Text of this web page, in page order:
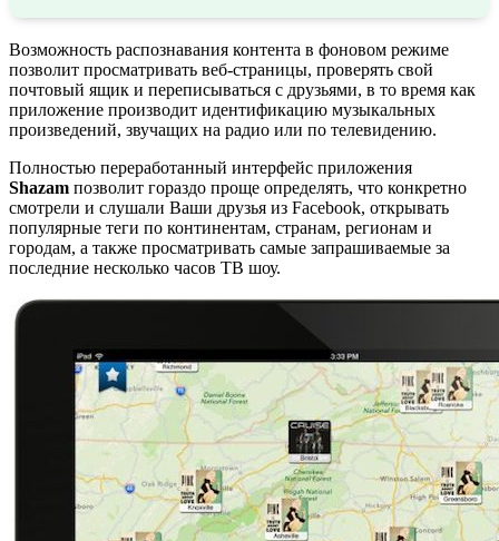
Возможность распознавания контента в фоновом режиме
позволит просматривать веб-страницы, проверять свой
почтовый ящик и переписываться с друзьями, в то время как
приложение производит идентификацию музыкальных
произведений, звучащих на радио или по телевидению.
Полностью переработанный интерфейс приложения
Shazam позволит гораздо проще определять, что конкретно
смотрели и слушали Ваши друзья из Facebook, открывать
популярные теги по континентам, странам, регионам и
городам, а также просматривать самые запрашиваемые за
последние несколько часов ТВ шоу.